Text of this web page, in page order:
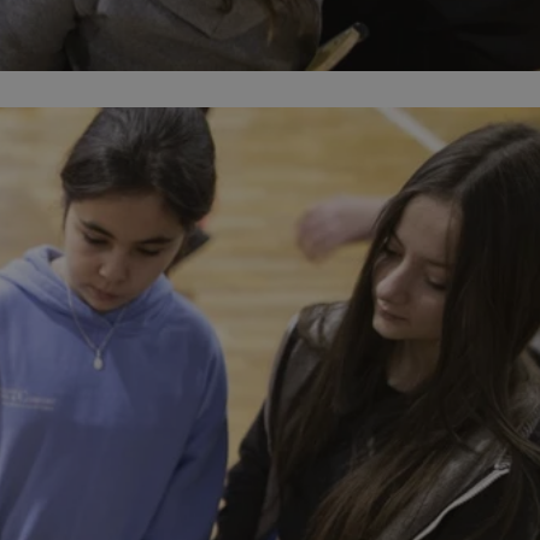
sesji.
sesji.
ludzi i
internetowej,
raportów
internetowej.
identyfikatora
obsługuje
optymalizacji
przechowywania
do usług
czy użytkownik
lub reklamy.
o zgodzie
dotyczących
z witryny.
prywatności
przestrzeganie